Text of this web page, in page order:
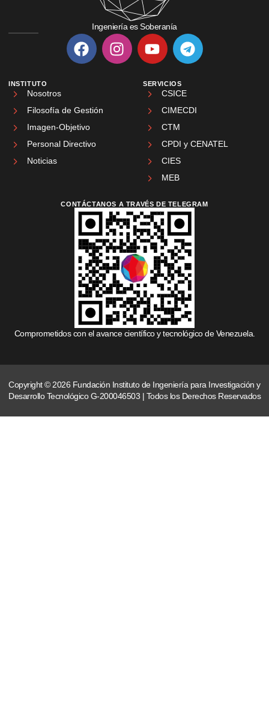
Ingeniería es Soberanía
INSTITUTO
Nosotros
Filosofía de Gestión
Imagen-Objetivo
Personal Directivo
Noticias
SERVICIOS
CSICE
CIMECDI
CTM
CPDI y CENATEL
CIES
MEB
CONTÁCTANOS A TRAVÉS DE TELEGRAM
Comprometidos con el avance científico y tecnológico de Venezuela.
Copyright © 2026 Fundación Instituto de Ingeniería para Investigación y
Desarrollo Tecnológico G-200046503 | Todos los Derechos Reservados